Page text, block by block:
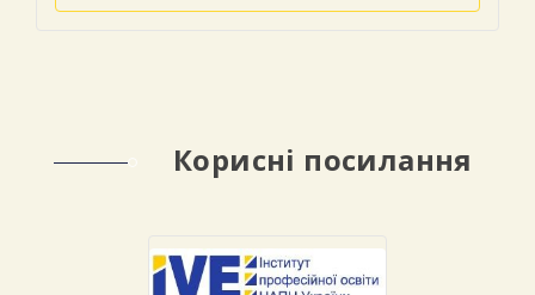
Корисні посилання